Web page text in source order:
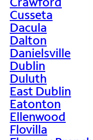
Cusseta
Dacula
Dalton
Danielsville
Dublin
Duluth
East Dublin
Eatonton
Ellenwood
Flovilla